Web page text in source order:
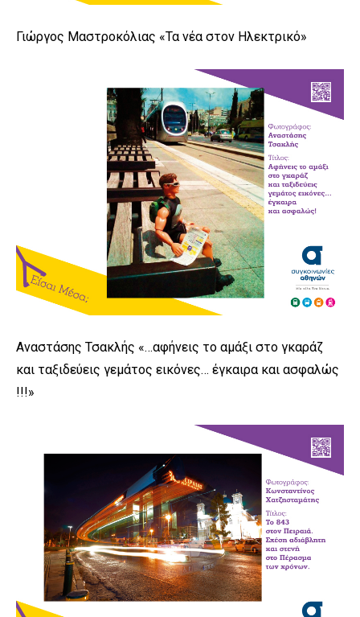
Γιώργος Μαστροκόλιας «Τα νέα στον Ηλεκτρικό»
Αναστάσης Τσακλής «…αφήνεις το αμάξι στο γκαράζ
και ταξιδεύεις γεμάτος εικόνες… έγκαιρα και ασφαλώς
!!!»